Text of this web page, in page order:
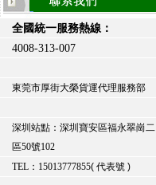
全國統一服務熱線：
4008-313-007
東莞市厚街大榮貨運代理服務部
深圳站點：深圳寶安區福永翠崗二
區50號102
TEL ： 15013777855( 代表號 )